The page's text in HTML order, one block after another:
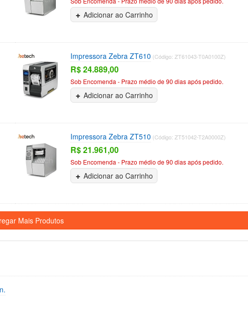
Adicionar ao Carrinho
Impressora Zebra ZT610 (Código: ZT61043-T0A0100Z)
R$ 24.889,00
Sob Encomenda - Prazo médio de 90 dias após pedido.
Adicionar ao Carrinho
Impressora Zebra ZT510 (Código: ZT51042-T2A0000Z)
R$ 21.961,00
Sob Encomenda - Prazo médio de 90 dias após pedido.
Adicionar ao Carrinho